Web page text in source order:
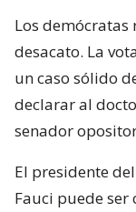
Los demócratas
desacato. La
un caso sólido
declarar al
senador
El presidente
Fauci puede